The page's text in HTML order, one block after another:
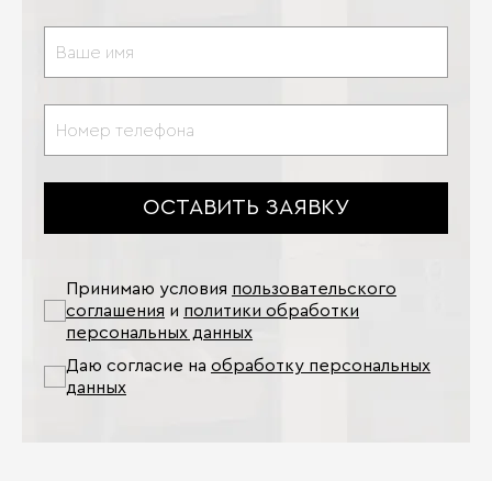
ОСТАВИТЬ ЗАЯВКУ
Принимаю условия пользовательского
соглашения и политики обработки
персональных данных
Даю согласие на обработку персональных
данных